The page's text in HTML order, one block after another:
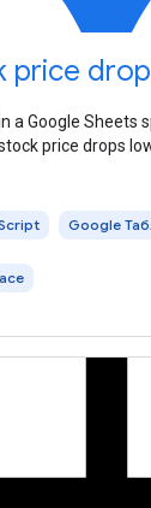
price
a Google Sheets
price drops
Google